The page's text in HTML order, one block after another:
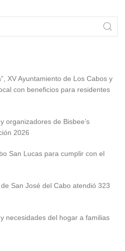
XV Ayuntamiento de Los Cabos y
con beneficios para residentes
organizadores de Bisbee’s
2026
San Lucas para cumplir con el
San José del Cabo atendió 323
necesidades del hogar a familias